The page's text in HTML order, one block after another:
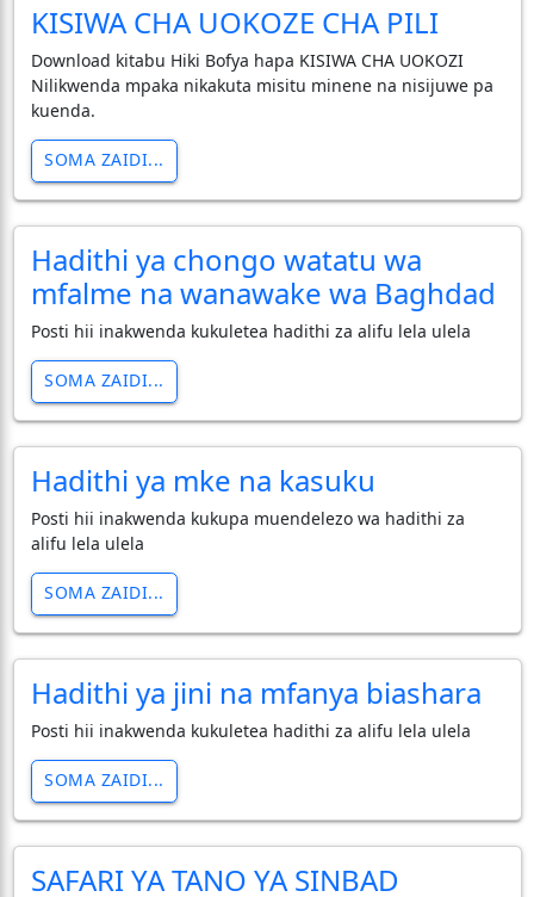
KISIWA CHA UOKOZE CHA PILI
Download kitabu Hiki Bofya hapa KISIWA CHA UOKOZI
Nilikwenda mpaka nikakuta misitu minene na nisijuwe pa
kuenda.
SOMA ZAIDI...
Hadithi ya chongo watatu wa
mfalme na wanawake wa Baghdad
Posti hii inakwenda kukuletea hadithi za alifu lela ulela
SOMA ZAIDI...
Hadithi ya mke na kasuku
Posti hii inakwenda kukupa muendelezo wa hadithi za
alifu lela ulela
SOMA ZAIDI...
Hadithi ya jini na mfanya biashara
Posti hii inakwenda kukuletea hadithi za alifu lela ulela
SOMA ZAIDI...
SAFARI YA TANO YA SINBAD